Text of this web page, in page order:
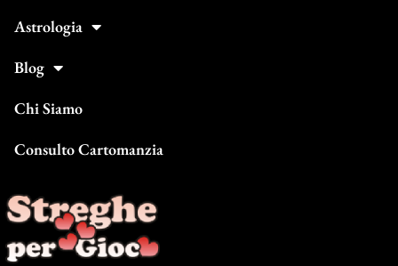
Astrologia
Blog
Chi Siamo
Consulto Cartomanzia